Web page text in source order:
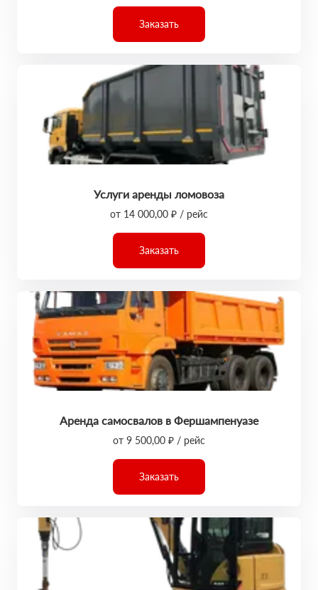
Заказать
Услуги аренды ломовоза
от 14 000,00 ₽ / рейс
Заказать
Аренда самосвалов в Фершампенуазе
от 9 500,00 ₽ / рейс
Заказать